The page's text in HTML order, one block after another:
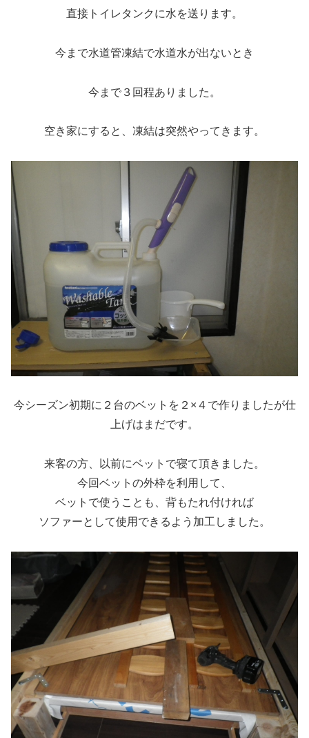
直接トイレタンクに水を送ります。
今まで水道管凍結で水道水が出ないとき
今まで３回程ありました。
空き家にすると、凍結は突然やってきます。
今シーズン初期に２台のベットを２×４で作りましたが仕
上げはまだです。
来客の方、以前にベットで寝て頂きました。
今回ベットの外枠を利用して、
ベットで使うことも、背もたれ付ければ
ソファーとして使用できるよう加工しました。